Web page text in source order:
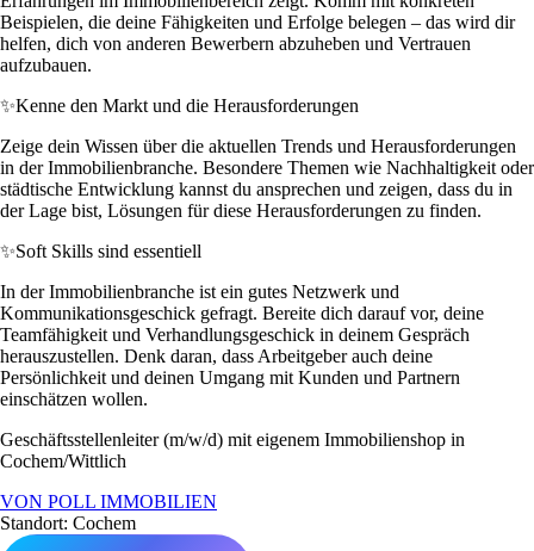
Beispielen, die deine Fähigkeiten und Erfolge belegen – das wird dir
helfen, dich von anderen Bewerbern abzuheben und Vertrauen
aufzubauen.
✨Kenne den Markt und die Herausforderungen
Zeige dein Wissen über die aktuellen Trends und Herausforderungen
in der Immobilienbranche. Besondere Themen wie Nachhaltigkeit oder
städtische Entwicklung kannst du ansprechen und zeigen, dass du in
der Lage bist, Lösungen für diese Herausforderungen zu finden.
✨Soft Skills sind essentiell
In der Immobilienbranche ist ein gutes Netzwerk und
Kommunikationsgeschick gefragt. Bereite dich darauf vor, deine
Teamfähigkeit und Verhandlungsgeschick in deinem Gespräch
herauszustellen. Denk daran, dass Arbeitgeber auch deine
Persönlichkeit und deinen Umgang mit Kunden und Partnern
einschätzen wollen.
Geschäftsstellenleiter (m/w/d) mit eigenem Immobilienshop in
Cochem/Wittlich
VON POLL IMMOBILIEN
Standort: Cochem